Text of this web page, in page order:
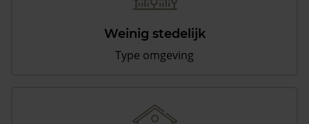
Weinig stedelijk
Type omgeving